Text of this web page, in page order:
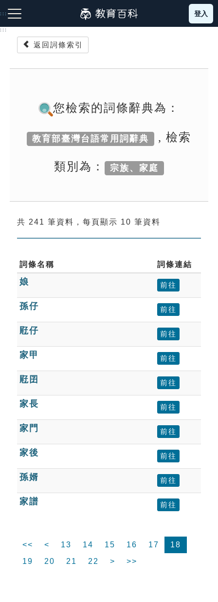
到
主
:::
生字詞彙表
成語故事
索引選單
單字索引
生命大百科索引
遊戲專區
教學應用
貓頭鷹博士
登入
:::
返回詞條索引
您檢索的詞條辭典為：
教育部臺灣台語常用詞辭典 , 檢索
類別為： 宗族、家庭
共 241 筆資料，每頁顯示 10 筆資料
詞條名稱 詞條連結
娘 前往
孫仔 前往
屘仔 前往
家甲 前往
屘囝 前往
家長 前往
家門 前往
家後 前往
孫婿 前往
家譜 前往
<< < 13 14 15 16 17
18
19
20 21 22 > >>